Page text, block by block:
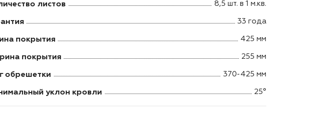
листов 8,5 шт. в 1 м.кв.
33 года
покрытия 425 мм
покрытия 255 мм
обрешетки 370-425 мм
уклон кровли 25°